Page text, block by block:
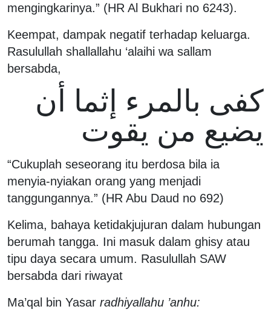
mengingkarinya.” (HR Al Bukhari no 6243).
Keempat, dampak negatif terhadap keluarga.
Rasulullah shallallahu ‘alaihi wa sallam
bersabda,
كفى بالمرء إثما أن
يضيع من يقوت
“Cukuplah seseorang itu berdosa bila ia
menyia-nyiakan orang yang menjadi
tanggungannya.” (HR Abu Daud no 692)
Kelima, bahaya ketidakjujuran dalam hubungan
berumah tangga. Ini masuk dalam ghisy atau
tipu daya secara umum. Rasulullah SAW
bersabda dari riwayat
Ma’qal bin Yasar radhiyallahu ’anhu: